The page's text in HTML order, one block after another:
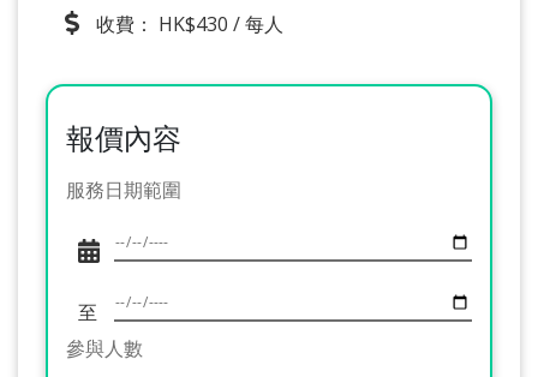
收費： HK$430 / 每人
報價內容
服務日期範圍
至
參與人數